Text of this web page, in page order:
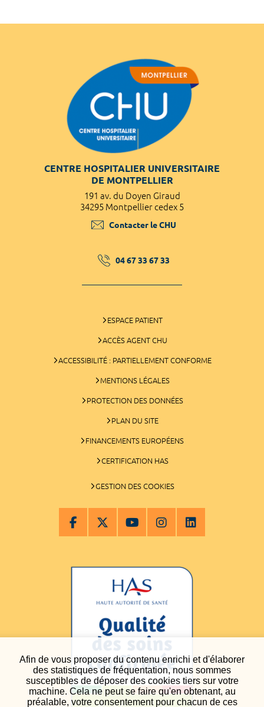
Afin de vous proposer du contenu enrichi et d'élaborer
des statistiques de fréquentation, nous sommes
susceptibles de déposer des cookies tiers sur votre
machine. Cela ne peut se faire qu'en obtenant, au
préalable, votre consentement pour chacun de ces
CENTRE HOSPITALIER UNIVERSITAIRE
DE MONTPELLIER
191 av. du Doyen Giraud
34295 Montpellier cedex 5
Contacter le CHU
04 67 33 67 33
ESPACE PATIENT
ACCÈS AGENT CHU
ACCESSIBILITÉ : PARTIELLEMENT CONFORME
MENTIONS LÉGALES
PROTECTION DES DONNÉES
PLAN DU SITE
FINANCEMENTS EUROPÉENS
CERTIFICATION HAS
GESTION DES COOKIES